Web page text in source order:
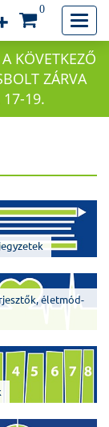
0
KÖVETKEZŐ
ZÁRVA
17-19.
életmód-